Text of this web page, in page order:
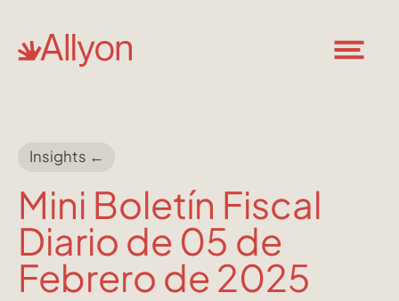
Insights ←
Mini Boletín Fiscal
Diario de 05 de
Febrero de 2025